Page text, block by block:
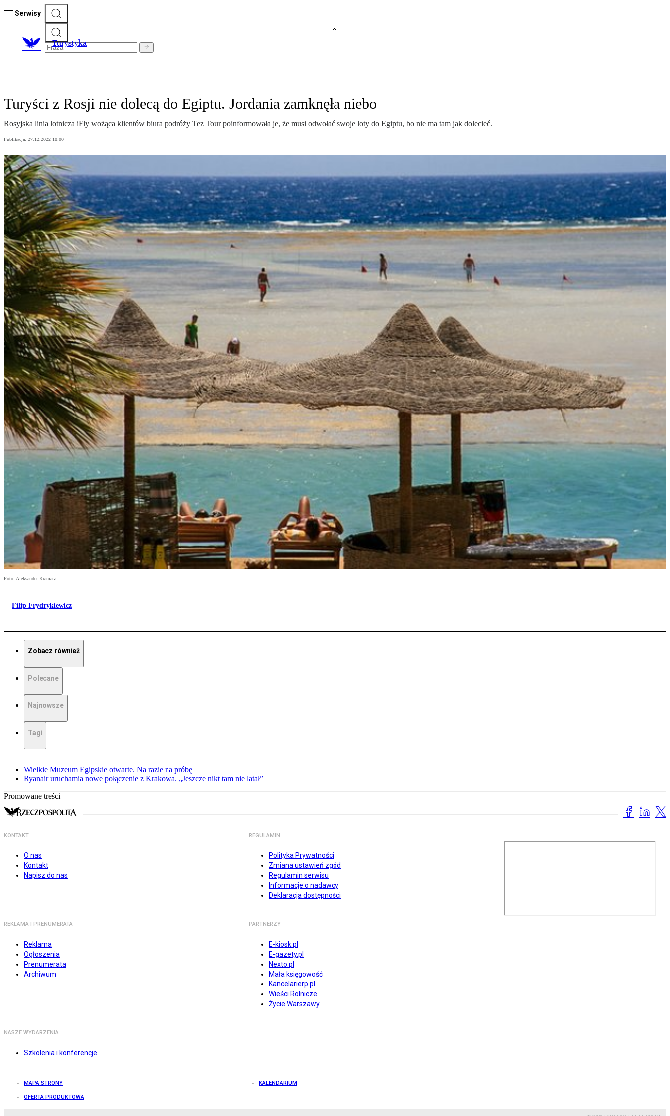
Serwisy
Turystyka
Turyści z Rosji nie dolecą do Egiptu. Jordania zamknęła niebo
Rosyjska linia lotnicza iFly wożąca klientów biura podróży Tez Tour poinformowała je, że musi odwołać swoje loty do Egiptu, bo nie ma tam jak dolecieć.
Publikacja: 27.12.2022 18:00
Foto: Aleksander Kramarz
Filip Frydrykiewicz
Zobacz również
Polecane
Najnowsze
Tagi
Wielkie Muzeum Egipskie otwarte. Na razie na próbę
Ryanair uruchamia nowe połączenie z Krakowa. „Jeszcze nikt tam nie latał”
Promowane treści
KONTAKT
O nas
Kontakt
Napisz do nas
REGULAMIN
Polityka Prywatności
Zmiana ustawień zgód
Regulamin serwisu
Informacje o nadawcy
Deklaracja dostępności
REKLAMA I PRENUMERATA
Reklama
Ogłoszenia
Prenumerata
Archiwum
PARTNERZY
E-kiosk.pl
E-gazety.pl
Nexto.pl
Mała księgowość
Kancelarierp.pl
Wieści Rolnicze
Życie Warszawy
NASZE WYDARZENIA
Szkolenia i konferencje
MAPA STRONY KALENDARIUM
OFERTA PRODUKTOWA